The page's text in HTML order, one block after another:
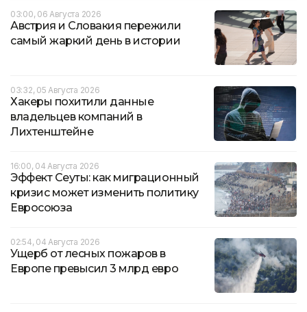
03:00, 06 Августа 2026
Австрия и Словакия пережили
самый жаркий день в истории
03:32, 05 Августа 2026
Хакеры похитили данные
владельцев компаний в
Лихтенштейне
16:00, 04 Августа 2026
Эффект Сеуты: как миграционный
кризис может изменить политику
Евросоюза
02:54, 04 Августа 2026
Ущерб от лесных пожаров в
Европе превысил 3 млрд евро